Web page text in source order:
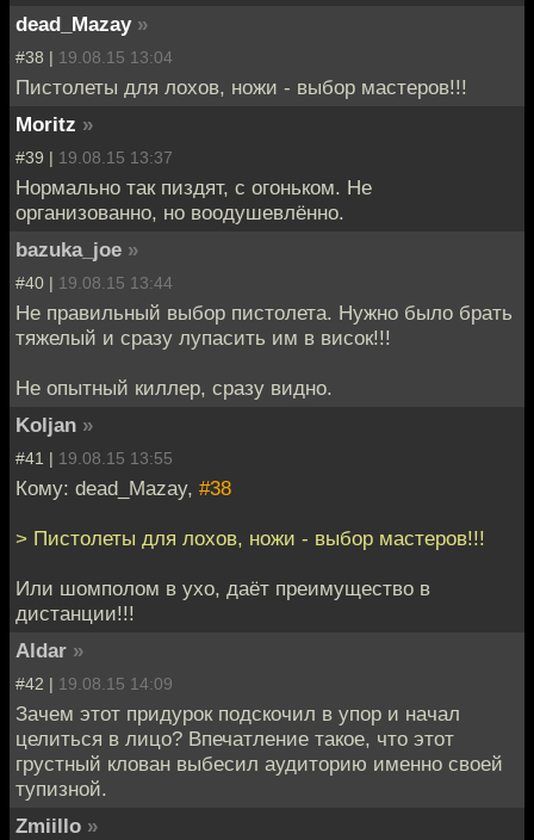
dead_Mazay »
#38 | 19.08.15 13:04
Пистолеты для лохов, ножи - выбор мастеров!!!
Moritz »
#39 | 19.08.15 13:37
Нормально так пиздят, с огоньком. Не
организованно, но воодушевлённо.
bazuka_joe »
#40 | 19.08.15 13:44
Не правильный выбор пистолета. Нужно было брать
тяжелый и сразу лупасить им в висок!!!
Не опытный киллер, сразу видно.
Koljan »
#41 | 19.08.15 13:55
Кому: dead_Mazay, #38
> Пистолеты для лохов, ножи - выбор мастеров!!!
Или шомполом в ухо, даёт преимущество в
дистанции!!!
Aldar »
#42 | 19.08.15 14:09
Зачем этот придурок подскочил в упор и начал
целиться в лицо? Впечатление такое, что этот
грустный клован выбесил аудиторию именно своей
тупизной.
Zmiillo »